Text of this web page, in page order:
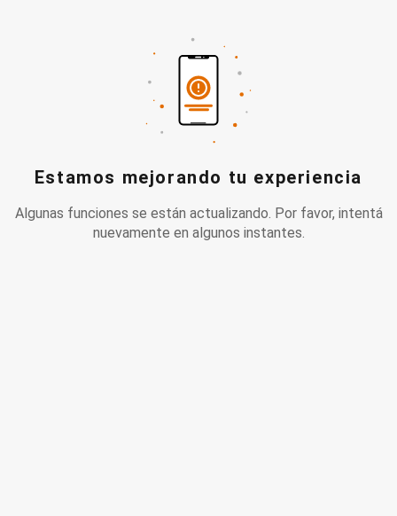
Estamos mejorando tu experiencia
Algunas funciones se están actualizando. Por favor, intentá
nuevamente en algunos instantes.